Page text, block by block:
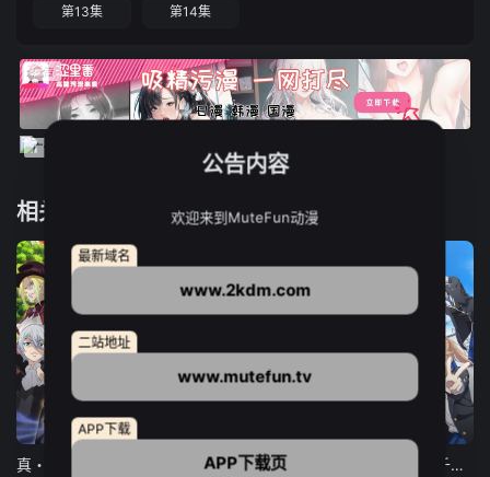
第13集 第14集
相关推荐
12集全
东京猫猫 NEW～♡ 弹珠汽水瓶里的千岁同学
公告内容
欢迎来到MuteFun动漫
最新域名
www.2kdm.com
二站地址
www.mutefun.tv
APP下载
APP下载页